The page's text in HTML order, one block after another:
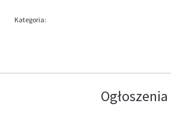
Kategoria:
Ogłoszenia